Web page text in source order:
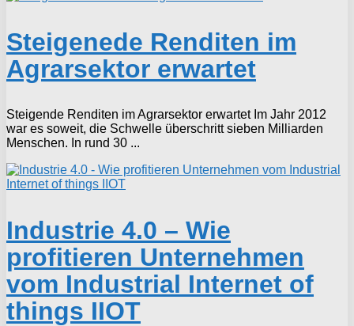
Steigenede Renditen im
Agrarsektor erwartet
Steigende Renditen im Agrarsektor erwartet Im Jahr 2012
war es soweit, die Schwelle überschritt sieben Milliarden
Menschen. In rund 30 ...
Industrie 4.0 – Wie
profitieren Unternehmen
vom Industrial Internet of
things IIOT